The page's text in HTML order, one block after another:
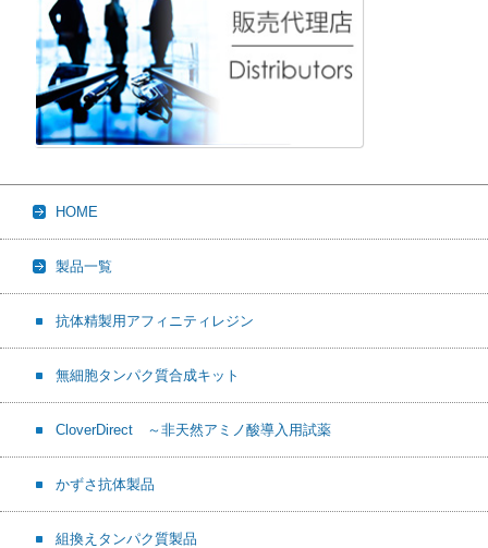
HOME
製品一覧
抗体精製用アフィニティレジン
無細胞タンパク質合成キット
CloverDirect ～非天然アミノ酸導入用試薬
かずさ抗体製品
組換えタンパク質製品